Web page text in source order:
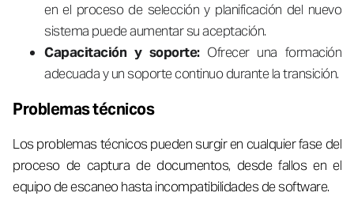
en el proceso de selección y planificación del nuevo
sistema puede aumentar su aceptación.
Capacitación y soporte: Ofrecer una formación
adecuada y un soporte continuo durante la transición.
Problemas técnicos
Los problemas técnicos pueden surgir en cualquier fase del
proceso de captura de documentos, desde fallos en el
equipo de escaneo hasta incompatibilidades de software.